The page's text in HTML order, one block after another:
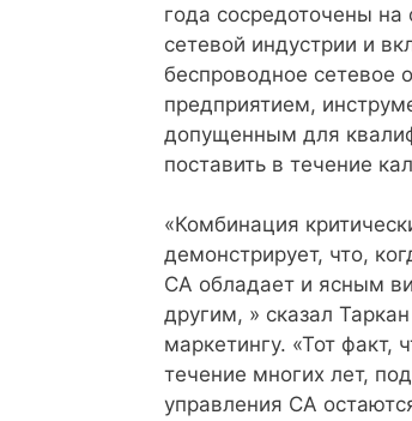
года сосредоточены
сетевой индустрии и
беспроводное сетевое
предприятием,
допущенным для
поставить в течение
«Комбинация
демонстрирует, что,
CA обладает и ясным
другим, » сказал
маркетингу. «Тот
течение многих лет,
управления CA